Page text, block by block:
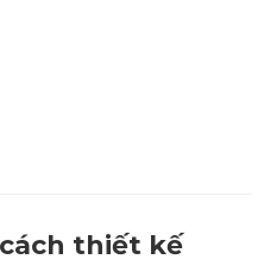
thiết kế